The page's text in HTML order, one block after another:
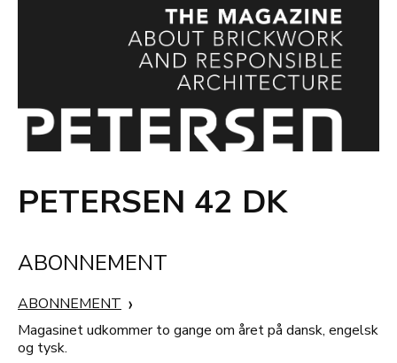
PETERSEN 42 DK
ABONNEMENT
ABONNEMENT
Magasinet udkommer to gange om året på dansk, engelsk
og tysk.